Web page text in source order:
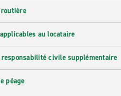
au locataire
civile supplémentaire
péage